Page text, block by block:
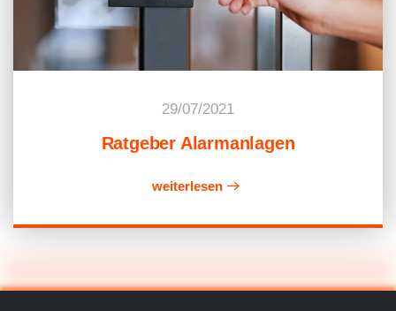
29/07/2021
Ratgeber Alarmanlagen
weiterlesen